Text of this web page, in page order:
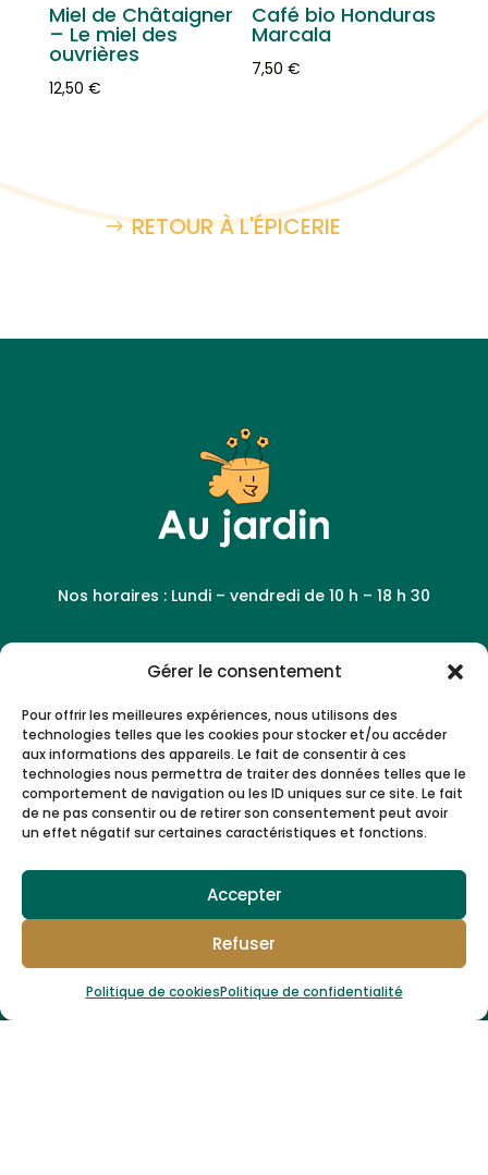
Gérer le consentement
Pour offrir les meilleures expériences, nous utilisons des
technologies telles que les cookies pour stocker et/ou accéder
aux informations des appareils. Le fait de consentir à ces
technologies nous permettra de traiter des données telles que le
comportement de navigation ou les ID uniques sur ce site. Le fait
de ne pas consentir ou de retirer son consentement peut avoir
un effet négatif sur certaines caractéristiques et fonctions.
Accepter
Refuser
Politique de cookiesPolitique de confidentialité
Miel de Châtaigner
– Le miel des
ouvrières
12,50 €
Café bio Honduras
Marcala
7,50€
RETOUR À L'ÉPICERIE
Nos horaires : Lundi – vendredi de 10 h – 18 h 30
 43 Boulevard Chave, 13005 Marseille
 contact@aujardinmarseille.fr